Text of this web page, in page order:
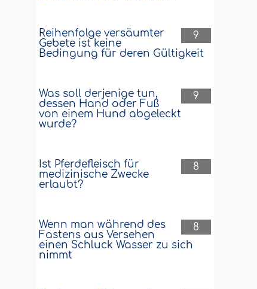
9
Reihenfolge versäumter
Gebete ist keine
Bedingung für deren Gültigkeit
9
Was soll derjenige tun,
dessen Hand oder Fuß
von einem Hund abgeleckt
wurde?
8
Ist Pferdefleisch für
medizinische Zwecke
erlaubt?
8
Wenn man während des
Fastens aus Versehen
einen Schluck Wasser zu sich
nimmt